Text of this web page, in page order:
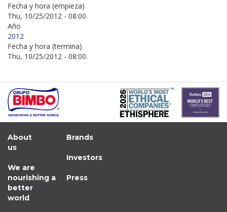
Fecha y hora (empieza)
Thu, 10/25/2012 - 08:00
Año
2012
Fecha y hora (termina)
Thu, 10/25/2012 - 08:00
About
us
We are
nourishing a
better
world
Brands
Investors
Press